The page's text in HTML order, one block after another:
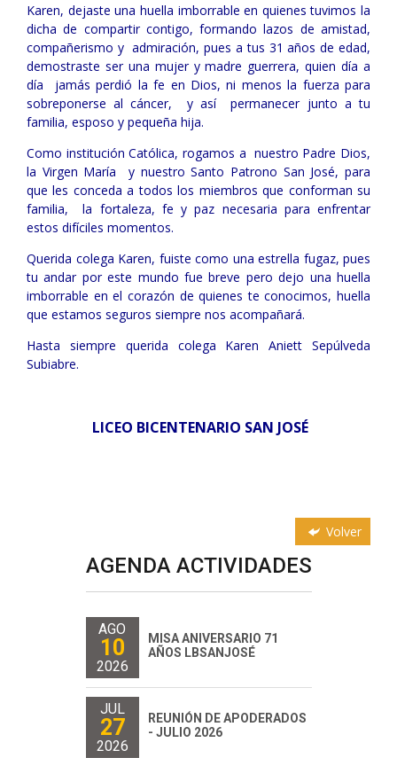
Karen, dejaste una huella imborrable en quienes tuvimos la
dicha de compartir contigo, formando lazos de amistad,
compañerismo y admiración, pues a tus 31 años de edad,
demostraste ser una mujer y madre guerrera, quien día a
día jamás perdió la fe en Dios, ni menos la fuerza para
sobreponerse al cáncer, y así permanecer junto a tu
familia, esposo y pequeña hija.
Como institución Católica, rogamos a nuestro Padre Dios,
la Virgen María y nuestro Santo Patrono San José, para
que les conceda a todos los miembros que conforman su
familia, la fortaleza, fe y paz necesaria para enfrentar
estos difíciles momentos.
Querida colega Karen, fuiste como una estrella fugaz, pues
tu andar por este mundo fue breve pero dejo una huella
imborrable en el corazón de quienes te conocimos, huella
que estamos seguros siempre nos acompañará.
Hasta siempre querida colega Karen Aniett Sepúlveda
Subiabre.
LICEO BICENTENARIO SAN JOSÉ
Volver
AGENDA ACTIVIDADES
AGO
10
2026
MISA ANIVERSARIO 71
AÑOS LBSANJOSÉ
JUL
27
2026
REUNIÓN DE APODERADOS
- JULIO 2026